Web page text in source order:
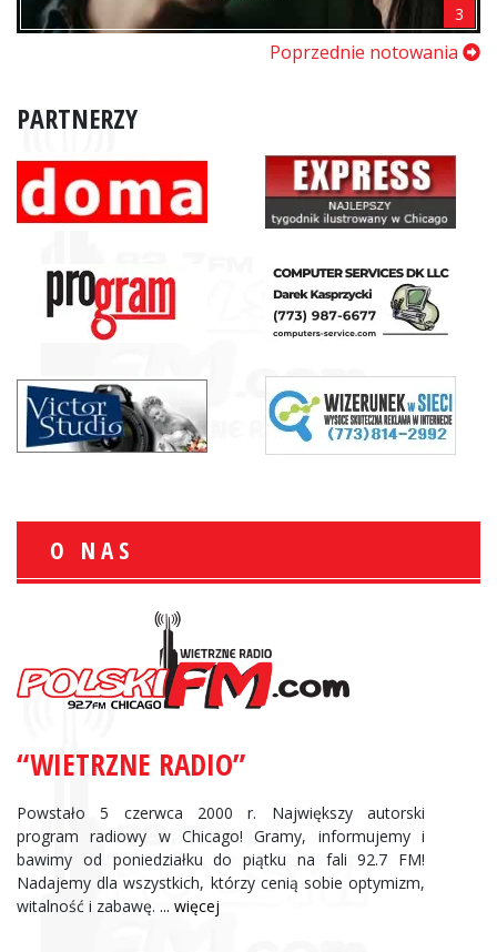
3
Poprzednie notowania
PARTNERZY
O NAS
“WIETRZNE RADIO”
Powstało 5 czerwca 2000 r. Największy autorski
program radiowy w Chicago! Gramy, informujemy i
bawimy od poniedziałku do piątku na fali 92.7 FM!
Nadajemy dla wszystkich, którzy cenią sobie optymizm,
witalność i zabawę. ... więcej